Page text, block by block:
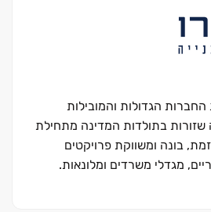
הגדולות והמובילות
שזורות בתולדות המדינה מתחילת
יוזמת, בונה ומשווקת פרויקטים
מגדלי משרדים ומלונאות.
רונית שבירו ורמי שבירו,